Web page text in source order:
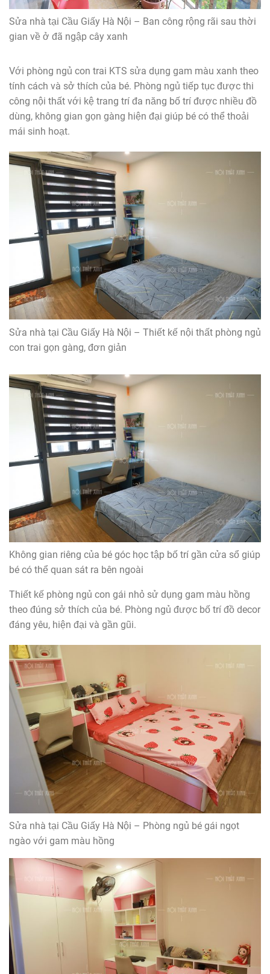
Sửa nhà tại Cầu Giấy Hà Nội – Ban công rộng rãi sau thời
gian về ở đã ngập cây xanh
Với phòng ngủ con trai KTS sửa dụng gam màu xanh theo
tính cách và sở thích của bé. Phòng ngủ tiếp tục được thi
công nội thất với kệ trang trí đa năng bố trí được nhiều đồ
dùng, không gian gọn gàng hiện đại giúp bé có thể thoải
mái sinh hoạt.
Sửa nhà tại Cầu Giấy Hà Nội – Thiết kế nội thất phòng ngủ
con trai gọn gàng, đơn giản
Không gian riêng của bé góc học tập bố trí gần cửa sổ giúp
bé có thể quan sát ra bên ngoài
Thiết kế phòng ngủ con gái nhỏ sử dụng gam màu hồng
theo đúng sở thích của bé. Phòng ngủ được bố trí đồ decor
đáng yêu, hiện đại và gần gũi.
Sửa nhà tại Cầu Giấy Hà Nội – Phòng ngủ bé gái ngọt
ngào với gam màu hồng